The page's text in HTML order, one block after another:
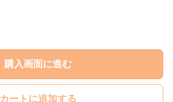
購入画面に進む
カートに追加する